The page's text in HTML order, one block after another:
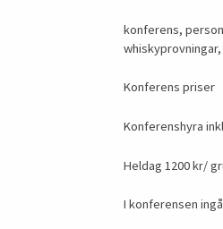
konferens,
Konferens priser
Konferenshyra
Heldag 1200 kr/
I konferensen